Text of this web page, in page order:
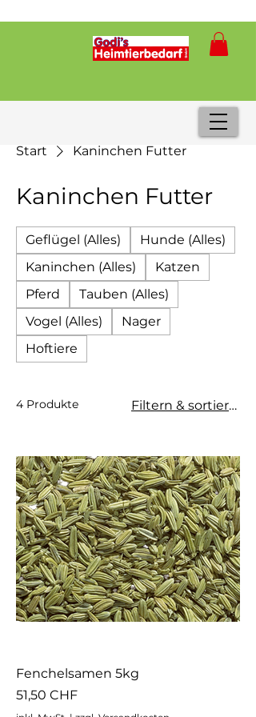
Start Kaninchen Futter
Kaninchen Futter
Geflügel (Alles)
Hunde (Alles)
Kaninchen (Alles)
Katzen
Pferd
Tauben (Alles)
Vogel (Alles)
Nager
Hoftiere
4 Produkte Filtern & sortieren
Fenchelsamen 5kg
Preis
51,50 CHF